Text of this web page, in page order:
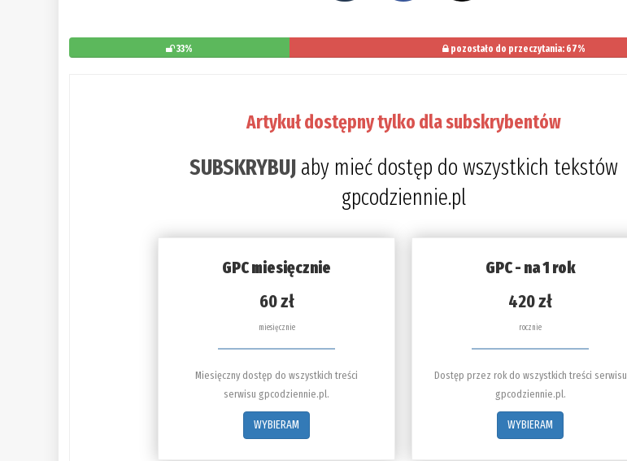
33% pozostało do przeczytania: 67%
Artykuł dostępny tylko dla subskrybentów
SUBSKRYBUJaby mieć dostęp do wszystkich tekstów
gpcodziennie.pl
GPC miesięcznie
60 zł
miesięcznie
Miesięczny dostęp do wszystkich treści
serwisu gpcodziennie.pl.
WYBIERAM
GPC - na 1 rok
420 zł
rocznie
Dostęp przez rok do wszystkich treści serwisu
gpcodziennie.pl.
WYBIERAM